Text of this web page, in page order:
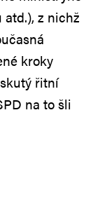
atd.), z nichž
kroky
řitní
na to šli